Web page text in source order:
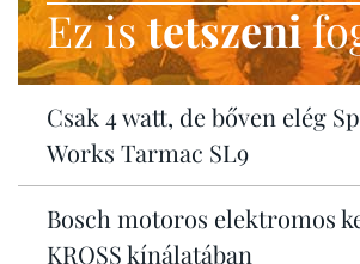
Ez istetszeni
Csak 4 watt, de bőven elég
Works Tarmac SL9
Bosch motoros elektromos
KROSS kínálatában